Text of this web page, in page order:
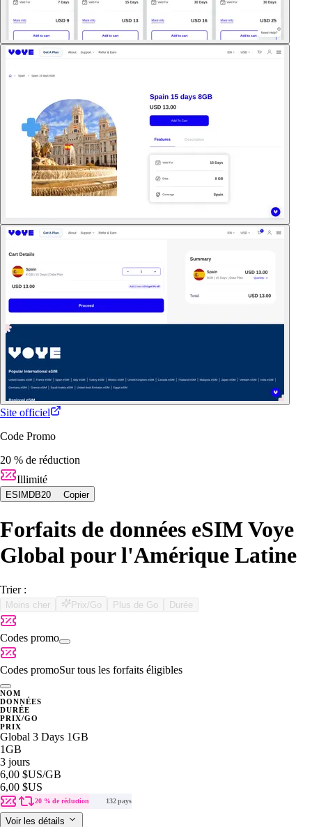
Site officiel
Code Promo
20 % de réduction
Illimité
ESIMDB20 Copier
Forfaits de données eSIM Voye
Global pour l'Amérique Latine
Trier :
Moins cher Prix/Go Plus de Go Durée
Codes promo
Codes promoSur tous les forfaits éligibles
NOM
DONNÉES
DURÉE
PRIX/GO
PRIX
Global 3 Days 1GB
1GB
3 jours
6,00 $US/GB
6,00 $US
20 % de réduction 132 pays
Voir les détails